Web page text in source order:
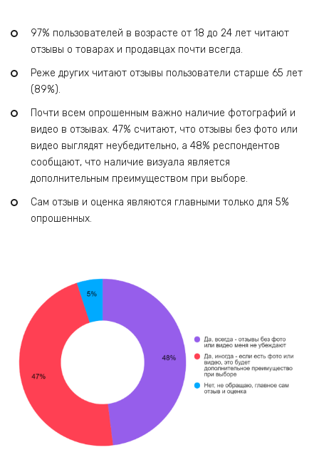
97% пользователей в возрасте от 18 до 24 лет читают
отзывы о товарах и продавцах почти всегда.
Реже других читают отзывы пользователи старше 65 лет
(89%).
Почти всем опрошенным важно наличие фотографий и
видео в отзывах. 47% считают, что отзывы без фото или
видео выглядят неубедительно, а 48% респондентов
сообщают, что наличие визуала является
дополнительным преимуществом при выборе.
Сам отзыв и оценка являются главными только для 5%
опрошенных.